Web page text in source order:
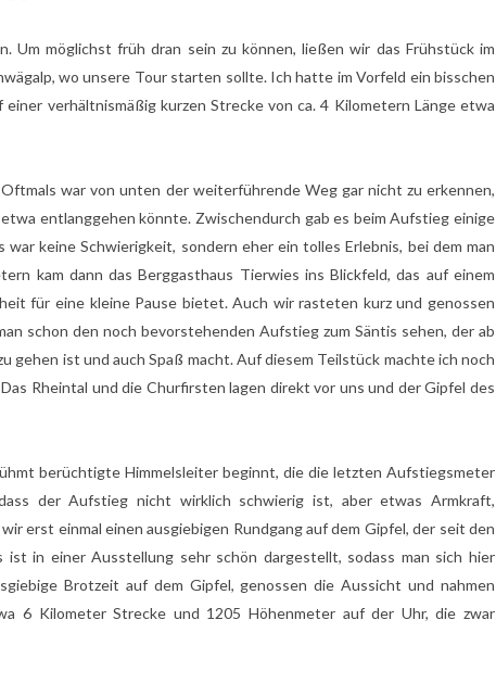
möglichst früh dran sein zu können, ließen wir das Frühstück im
wo unsere Tour starten sollte. Ich hatte im Vorfeld ein bisschen
verhältnismäßig kurzen Strecke von ca. 4 Kilometern Länge etwa
war von unten der weiterführende Weg gar nicht zu erkennen,
entlanggehen könnte. Zwischendurch gab es beim Aufstieg einige
keine Schwierigkeit, sondern eher ein tolles Erlebnis, bei dem man
kam dann das Berggasthaus Tierwies ins Blickfeld, das auf einem
für eine kleine Pause bietet. Auch wir rasteten kurz und genossen
schon den noch bevorstehenden Aufstieg zum Säntis sehen, der ab
ist und auch Spaß macht. Auf diesem Teilstück machte ich noch
Rheintal und die Churfirsten lagen direkt vor uns und der Gipfel des
berüchtigte Himmelsleiter beginnt, die die letzten Aufstiegsmeter
der Aufstieg nicht wirklich schwierig ist, aber etwas Armkraft,
erst einmal einen ausgiebigen Rundgang auf dem Gipfel, der seit den
in einer Ausstellung sehr schön dargestellt, sodass man sich hier
Brotzeit auf dem Gipfel, genossen die Aussicht und nahmen
6 Kilometer Strecke und 1205 Höhenmeter auf der Uhr, die zwar